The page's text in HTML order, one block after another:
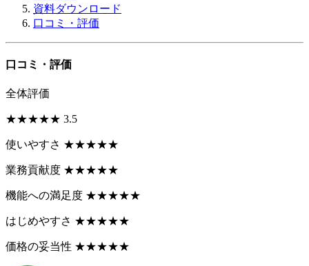
資料ダウンロード
口コミ・評価
口コミ・評価
全体評価
★★★★★ 3.5
使いやすさ ★★★★★
業務貢献度 ★★★★★
機能への満足度 ★★★★★
はじめやすさ ★★★★★
価格の妥当性 ★★★★★